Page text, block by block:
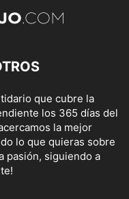
que cubre la
los 365 días del
la mejor
lo que quieras sobre
pasión, siguiendo a